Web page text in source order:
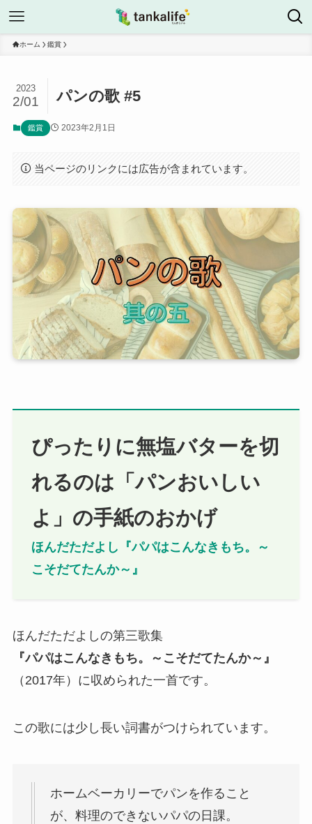
ホーム 鑑賞
パンの歌 #5
2023
2/01
鑑賞 2023年2月1日
当ページのリンクには広告が含まれています。
ぴったりに無塩バターを切
れるのは「パンおいしい
よ」の手紙のおかげ
ほんだただよし『パパはこんなきもち。～
こそだてたんか～』
ほんだただよしの第三歌集
『パパはこんなきもち。～こそだてたんか～ 』
（2017年）に収められた一首です。
この歌には少し長い詞書がつけられています。
ホームベーカリーでパンを作ること
が、料理のできないパパの日課。